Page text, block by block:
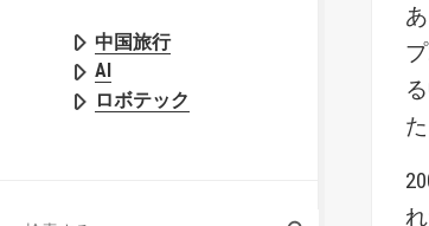
中国旅行
AI
ロボテック
Search
た